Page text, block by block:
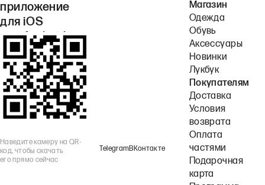
приложение
для iOS
или Android.
Наведите камеру на QR-
код, чтобы скачать
его прямо сейчас
TelegramВКонтакте
Магазин
Одежда
Обувь
Аксессуары
Новинки
Лукбук
Покупателям
Доставка
Условия
возврата
Оплата
частями
Подарочная
карта